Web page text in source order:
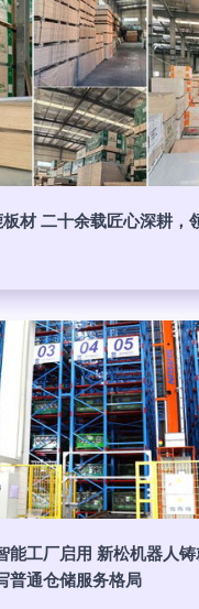
材 二十余载匠心深耕，
能工厂启用 新松机器人铸
普通仓储服务格局